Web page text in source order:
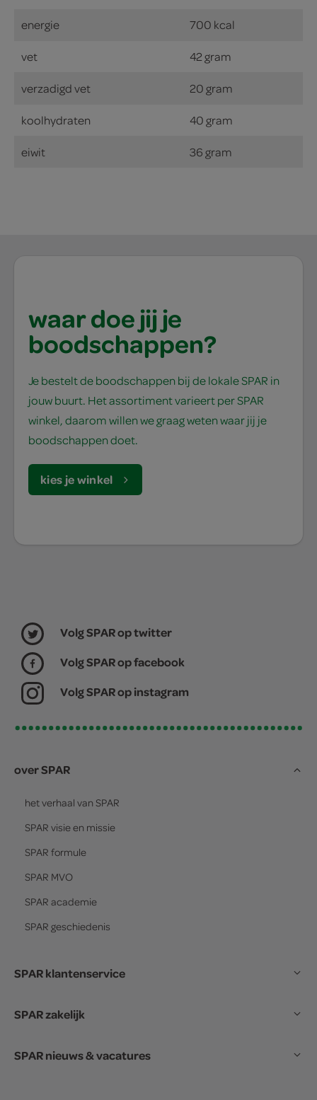
energie 700 kcal
vet 42 gram
verzadigd vet 20 gram
koolhydraten 40 gram
eiwit 36 gram
waar doe jij je
boodschappen?
Je bestelt de boodschappen bij de lokale SPAR in
jouw buurt. Het assortiment varieert per SPAR
winkel, daarom willen we graag weten waar jij je
boodschappen doet.
kies je winkel
Volg SPAR op twitter
Volg SPAR op facebook
Volg SPAR op instagram
over SPAR
het verhaal van SPAR
SPAR visie en missie
SPAR formule
SPAR MVO
SPAR academie
SPAR geschiedenis
SPAR klantenservice
SPAR zakelijk
SPAR nieuws & vacatures